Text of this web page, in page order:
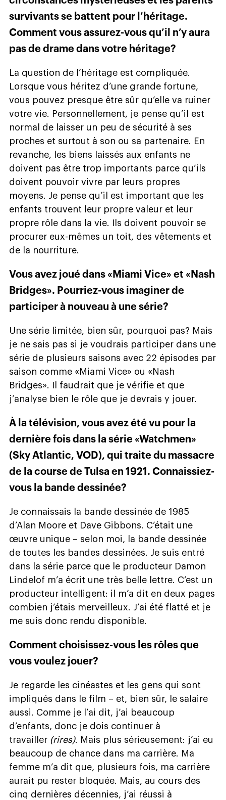
survivants se battent pour l’héritage.
Comment vous assurez-vous qu’il n’y aura
pas de drame dans votre héritage?
La question de l’héritage est compliquée.
Lorsque vous héritez d’une grande fortune,
vous pouvez presque être sûr qu’elle va ruiner
votre vie. Personnellement, je pense qu’il est
normal de laisser un peu de sécurité à ses
proches et surtout à son ou sa partenaire. En
revanche, les biens laissés aux enfants ne
doivent pas être trop importants parce qu’ils
doivent pouvoir vivre par leurs propres
moyens. Je pense qu’il est important que les
enfants trouvent leur propre valeur et leur
propre rôle dans la vie. Ils doivent pouvoir se
procurer eux-mêmes un toit, des vêtements et
de la nourriture.
Vous avez joué dans «Miami Vice» et «Nash
Bridges». Pourriez-vous imaginer de
participer à nouveau à une série?
Une série limitée, bien sûr, pourquoi pas? Mais
je ne sais pas si je voudrais participer dans une
série de plusieurs saisons avec 22 épisodes par
saison comme «Miami Vice» ou «Nash
Bridges». Il faudrait que je vérifie et que
j’analyse bien le rôle que je devrais y jouer.
À la télévision, vous avez été vu pour la
dernière fois dans la série «Watchmen»
(Sky Atlantic, VOD), qui traite du massacre
de la course de Tulsa en 1921. Connaissiez-
vous la bande dessinée?
Je connaissais la bande dessinée de 1985
d’Alan Moore et Dave Gibbons. C’était une
œuvre unique – selon moi, la bande dessinée
de toutes les bandes dessinées. Je suis entré
dans la série parce que le producteur Damon
Lindelof m’a écrit une très belle lettre. C’est un
producteur intelligent: il m’a dit en deux pages
combien j’étais merveilleux. J’ai été flatté et je
me suis donc rendu disponible.
Comment choisissez-vous les rôles que
vous voulez jouer?
Je regarde les cinéastes et les gens qui sont
impliqués dans le film – et, bien sûr, le salaire
aussi. Comme je l’ai dit, j’ai beaucoup
d’enfants, donc je dois continuer à
travailler (rires). Mais plus sérieusement: j’ai eu
beaucoup de chance dans ma carrière. Ma
femme m’a dit que, plusieurs fois, ma carrière
aurait pu rester bloquée. Mais, au cours des
cinq dernières décennies, j’ai réussi à